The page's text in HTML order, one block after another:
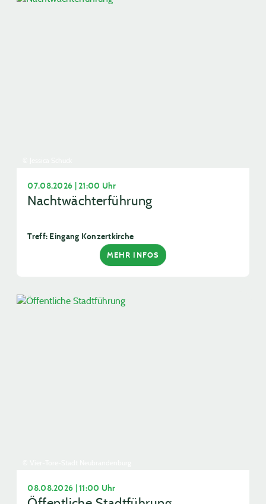
07.08.2026 | 21:00 Uhr
Nachtwächterführung
Treff: Eingang Konzertkirche
MEHR INFOS
08.08.2026 | 11:00 Uhr